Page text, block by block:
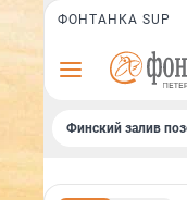
ФОНТАНКА SUP
Финский залив